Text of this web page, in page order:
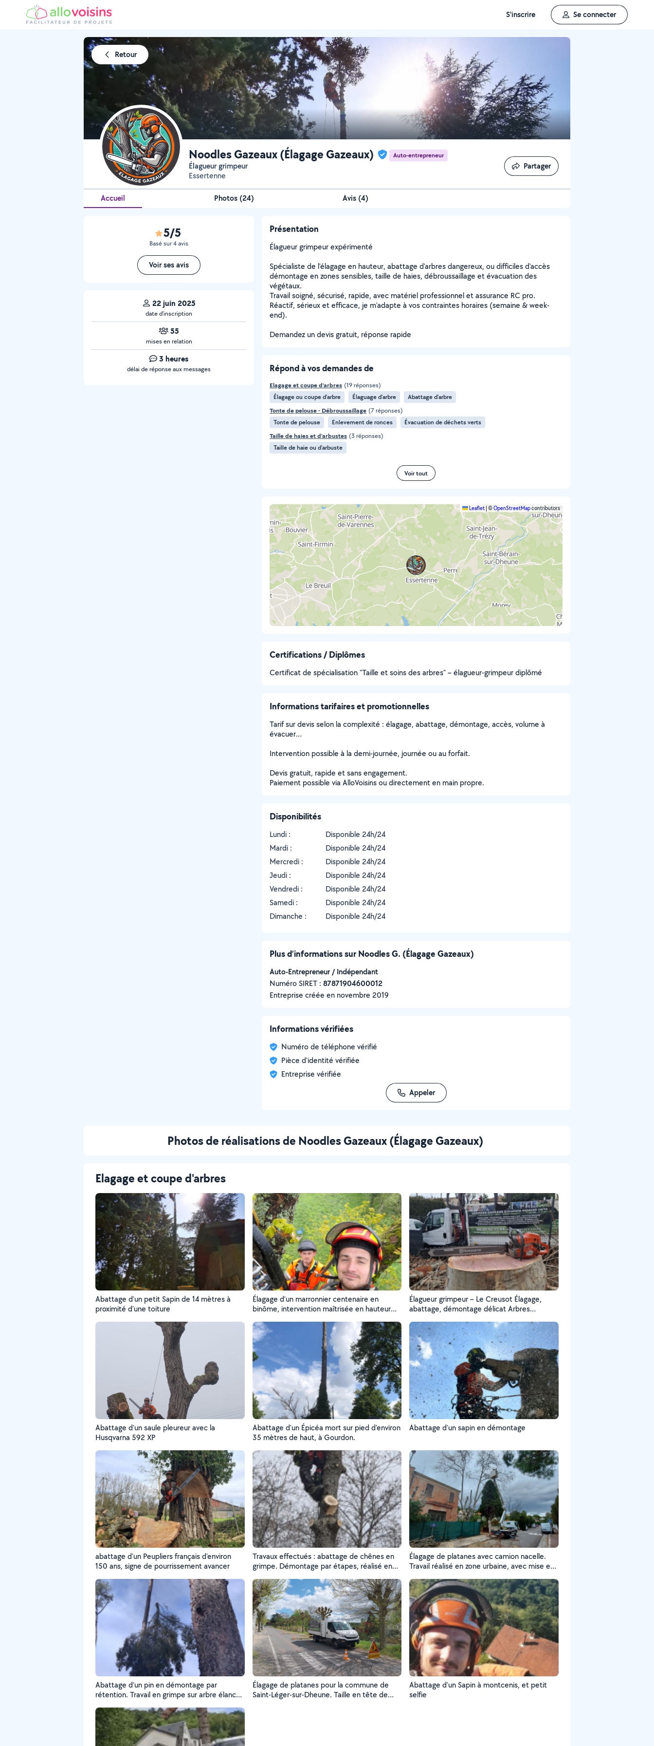
S'inscrire Se connecter
Retour
Noodles Gazeaux (Élagage Gazeaux) Auto-entrepreneur
élagueur grimpeur
Essertenne
Partager
Partager
Accueil Photos (24) Avis (4)
5/5
Basé sur 4 avis
Voir ses avis
22 juin 2025
date d’inscription
55
mises en relation
3 heures
délai de réponse aux messages
Présentation
Élagueur grimpeur expérimenté
Spécialiste de l'élagage en hauteur, abattage d'arbres dangereux, ou difficiles d'accès
démontage en zones sensibles, taille de haies, débroussaillage et évacuation des
végétaux.
Travail soigné, sécurisé, rapide, avec matériel professionnel et assurance RC pro.
Réactif, sérieux et efficace, je m'adapte à vos contraintes horaires (semaine & week-
end).
Demandez un devis gratuit, réponse rapide
Répond à vos demandes de
Elagage et coupe d'arbres (19 réponses)
Élagage ou coupe d'arbre
Élaguage d'arbre
Abattage d'arbre
Tonte de pelouse - Débroussaillage (7 réponses)
Tonte de pelouse
Enlevement de ronces
Évacuation de déchets verts
Taille de haies et d'arbustes (3 réponses)
Taille de haie ou d'arbuste
Voir tout
Leaflet ©OpenStreetMapcontributors
Certifications / Diplômes
Certificat de spécialisation "Taille et soins des arbres" – élagueur-grimpeur diplômé
Informations tarifaires et promotionnelles
Tarif sur devis selon la complexité : élagage, abattage, démontage, accès, volume à
évacuer…
Intervention possible à la demi-journée, journée ou au forfait.
Devis gratuit, rapide et sans engagement.
Paiement possible via AlloVoisins ou directement en main propre.
Disponibilités
Lundi :
Disponible 24h/24
Mardi :
Disponible 24h/24
Mercredi :
Disponible 24h/24
Jeudi :
Disponible 24h/24
Vendredi :
Disponible 24h/24
Samedi :
Disponible 24h/24
Dimanche :
Disponible 24h/24
Plus d’informations sur Noodles G. (Élagage Gazeaux)
Auto-Entrepreneur / Indépendant
Numéro SIRET : ‍87871904600012
Entreprise créée en novembre 2019
Informations vérifiées
Numéro de téléphone vérifié
Pièce d'identité vérifiée
Entreprise vérifiée
Appeler
Photos de réalisations de Noodles Gazeaux (Élagage Gazeaux)
Elagage et coupe d'arbres
Abattage d'un petit Sapin de 14 mètres à
proximité d'une toiture
Élagage d’un marronnier centenaire en
binôme, intervention maîtrisée en hauteur
Élagueur grimpeur – Le Creusot Élagage,
abattage, démontage délicat Arbres
– assuré Devis gratuit – réponse rapide ? 06
68 92 33 48 Élagage Gazeaux
Abattage d'un saule pleureur avec la
Husqvarna 592 XP
Abattage d'un Épicéa mort sur pied d'environ
35 mètres de haut, à Gourdon.
Abattage d'un sapin en démontage
abattage d'un Peupliers français d'environ
150 ans, signe de pourrissement avancer
Travaux effectués : abattage de chênes en
grimpe. Démontage par étapes, réalisé en
Intervention soignée, rapide et efficace.
Élagage Gazeaux – grimpeur-élagueur
disponible autour du Creusot (50 km).
Élagage de platanes avec camion nacelle.
Travail réalisé en zone urbaine, avec mise en
santé des arbres et la sécurité des riverains.
Intervention rapide, propre et conforme aux
normes.
Abattage d’un pin en démontage par
rétention. Travail en grimpe sur arbre élancé,
descendue en sécurité pour éviter tout
impact au sol. Intervention technique
maîtrisée du haut jusqu’à la souche.
Élagage de platanes pour la commune de
Saint-Léger-sur-Dheune. Taille en tête de
Abattage d'un Sapin à montcenis, et petit
selfie